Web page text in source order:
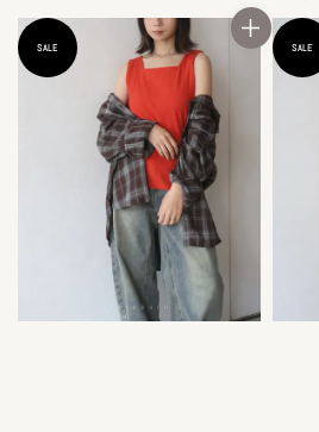
price
SALE SALE